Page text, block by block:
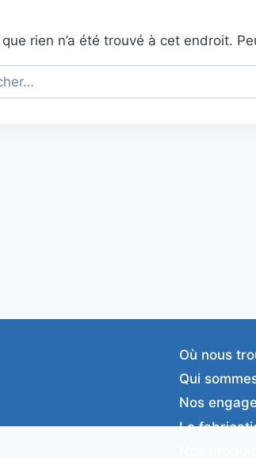
rien n’a été trouvé à cet endroit.
:
Où nous
Qui
Nos
La